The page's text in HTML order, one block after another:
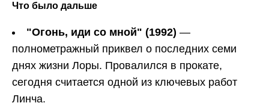
Что было дальше
"Огонь, иди со мной" (1992) —
полнометражный приквел о последних семи
днях жизни Лоры. Провалился в прокате,
сегодня считается одной из ключевых работ
Линча.